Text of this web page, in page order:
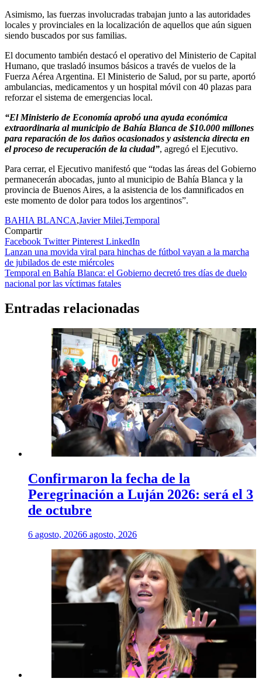
Asimismo, las fuerzas involucradas trabajan junto a las autoridades
locales y provinciales en la localización de aquellos que aún siguen
siendo buscados por sus familias.
El documento también destacó el operativo del Ministerio de Capital
Humano, que trasladó insumos básicos a través de vuelos de la
Fuerza Aérea Argentina. El Ministerio de Salud, por su parte, aportó
ambulancias, medicamentos y un hospital móvil con 40 plazas para
reforzar el sistema de emergencias local.
“El Ministerio de Economía aprobó una ayuda económica
extraordinaria al municipio de Bahía Blanca de $10.000 millones
para reparación de los daños ocasionados y asistencia directa en
el proceso de recuperación de la ciudad”, agregó el Ejecutivo.
Para cerrar, el Ejecutivo manifestó que “todas las áreas del Gobierno
permanecerán abocadas, junto al municipio de Bahía Blanca y la
provincia de Buenos Aires, a la asistencia de los damnificados en
este momento de dolor para todos los argentinos”.
BAHIA BLANCA,Javier Milei,Temporal
Compartir
Facebook TwitterPinterest LinkedIn
Navegación
de
entradas
Lanzan una movida viral para hinchas de fútbol vayan a la marcha
de jubilados de este miércoles
Temporal en Bahía Blanca: el Gobierno decretó tres días de duelo
nacional por las víctimas fatales
Entradas relacionadas
Confirmaron la fecha de la
Peregrinación a Luján 2026: será el 3
de octubre
6 agosto, 20266 agosto, 2026